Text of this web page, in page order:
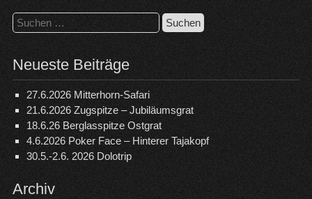
Suchen
nach:
Neueste Beiträge
27.6.2026 Mitterhorn-Safari
21.6.2026 Zugspitze – Jubiläumsgrat
18.6.26 Berglasspitze Ostgrat
4.6.2026 Poker Face – Hinterer Tajakopf
30.5.-2.6. 2026 Dolotrip
Archiv